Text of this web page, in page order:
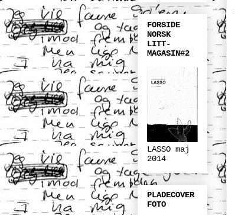
FORSIDE
NORSK
LITT-
MAGASIN#2
LASSO maj
2014
PLADECOVER
FOTO